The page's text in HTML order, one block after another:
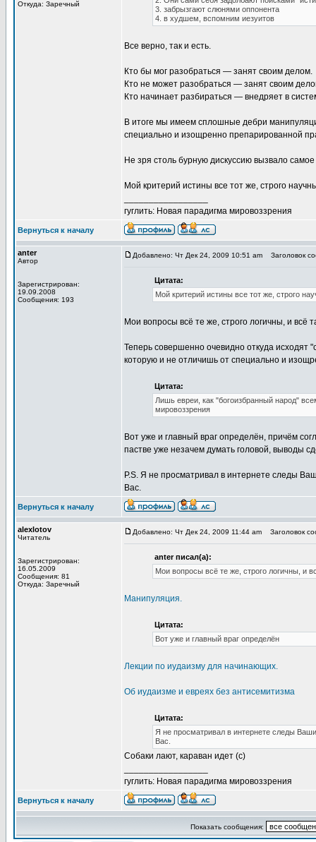
Откуда: Заречный
3. забрызгают слюнями оппонента
4. в худшем, вспомним иезуитов
Все верно, так и есть.
Кто бы мог разобраться — занят своим делом.
Кто не может разобраться — занят своим
Кто начинает разбираться — внедряет в
В итоге мы имеем сплошные дебри
специально и изощренно препарированной
Не зря столь бурную дискуссию вызвало
Мой критерий истины все тот же, строго
гуглить: Новая парадигма мировоззрения
Вернуться к началу
anter
Автор
Зарегистрирован:
19.09.2008
Сообщения: 193
Добавлено: Чт Дек 24, 2009 10:51 am Заголовок
Цитата:
Мой критерий истины все тот же, строго
Мои вопросы всё те же, строго логичны, и всё
Теперь совершенно очевидно откуда исходят
которую и не отличишь от специально и
Цитата:
Лишь евреи, как "богоизбранный народ"
мировоззрения
Вот уже и главный враг определён, причём
пастве уже незачем думать головой, выводы
P.S. Я не просматривал в интернете следы
Вас.
Вернуться к началу
alexlotov
Читатель
Зарегистрирован:
16.05.2009
Сообщения: 81
Откуда: Заречный
Добавлено: Чт Дек 24, 2009 11:44 am Заголовок
anter писал(а):
Мои вопросы всё те же, строго логичны, и
Манипуляция.
Цитата:
Вот уже и главный враг определён
Лекции по иудаизму для начинающих.
Об иудаизме и евреях без антисемитизма
Цитата:
Я не просматривал в интернете следы
Вас.
Собаки лают, караван идет (с)
гуглить: Новая парадигма мировоззрения
Вернуться к началу
Показать сообщения: